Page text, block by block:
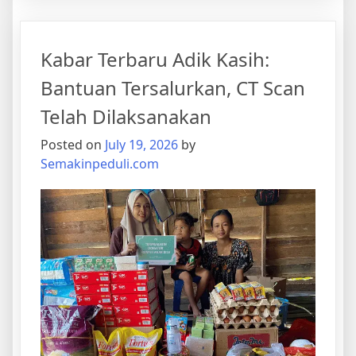
Anak
Bisa
Kabar Terbaru Adik Kasih:
Bantuan Tersalurkan, CT Scan
Telah Dilaksanakan
Posted on July 19, 2026 by
Semakinpeduli.com